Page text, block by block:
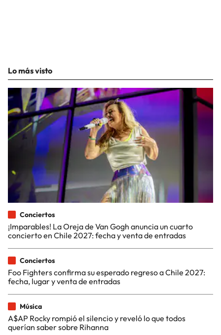
Lo más visto
Conciertos
¡Imparables! La Oreja de Van Gogh anuncia un cuarto
concierto en Chile 2027: fecha y venta de entradas
Conciertos
Foo Fighters confirma su esperado regreso a Chile 2027:
fecha, lugar y venta de entradas
Música
A$AP Rocky rompió el silencio y reveló lo que todos
querían saber sobre Rihanna